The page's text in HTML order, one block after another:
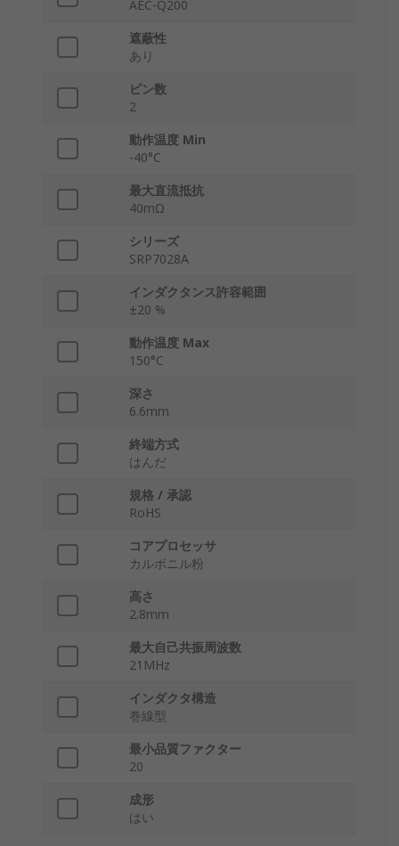
AEC-Q200
遮蔽性
あり
ピン数
2
動作温度 Min
-40°C
最大直流抵抗
40mΩ
シリーズ
SRP7028A
インダクタンス許容範囲
±20 %
動作温度 Max
150°C
深さ
6.6mm
終端方式
はんだ
規格 / 承認
RoHS
コアプロセッサ
カルボニル粉
高さ
2.8mm
最大自己共振周波数
21MHz
インダクタ構造
巻線型
最小品質ファクター
20
成形
はい